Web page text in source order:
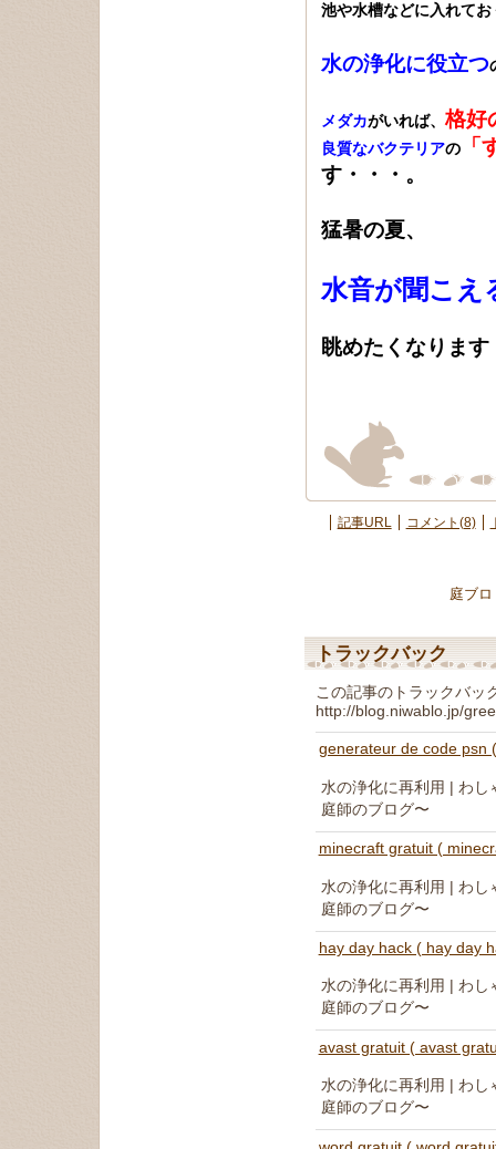
池や水槽などに入れてお
水の浄化に役立つ
メダカがいれば、格好
良質なバクテリアの
「
す・・・。
猛暑の夏、
水音が聞こえ
眺めたくなりま
記事URL コメント(8)
庭ブ
トラックバック
この記事のトラックバッ
http://blog.niwablo.jp/
generateur de code psn
水の浄化に再利用 | わし
庭師のブログ〜
minecraft gratuit (
水の浄化に再利用 | わし
庭師のブログ〜
hay day hack ( hay day
水の浄化に再利用 | わし
庭師のブログ〜
avast gratuit ( avast
水の浄化に再利用 | わし
庭師のブログ〜